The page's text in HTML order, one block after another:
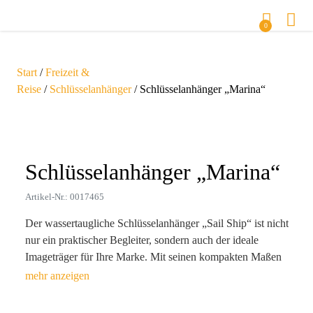
0
Start /Freizeit &
Reise / Schlüsselanhänger/ Schlüsselanhänger „Marina“
Schlüsselanhänger „Marina“
Artikel-Nr.: 0017465
Der wassertaugliche Schlüsselanhänger „Sail Ship“ ist nicht
nur ein praktischer Begleiter, sondern auch der ideale
Imageträger für Ihre Marke. Mit seinen kompakten Maßen
von 6,3 x 5,4 x 1,3 cm und einem federleichten Gewicht